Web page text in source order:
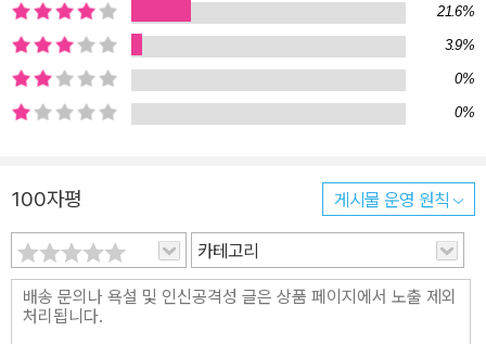
이 1지구를 비판하는 프라임스쿨의 아웃사이더 레오, 그리고 열여섯
나이에 9지구 후디에게 살해당한 제이 삼촌 죽음의 진실을 밝히려는
루미 등. 이들의 사소한 버릇까지 알게 될 정도로 생생한 캐릭터들은
여기, 이곳이 아닌 세계를 세밀하게 그려 나간다. 작가가 어찌나 세세
은 작가의 보여주기 방식이다. 작가는 한꺼번에 많은 정보를 주지 않
는다. 주로 1지구 프라임스쿨을 다루지만 그것에서 9지구까지의 모
든 것이 그려지고, 곳곳에 무심하게 놓여 있는 사소한 장치들은 작가
의 의도대로 자연스럽게 결정적 단서로 작용한다. 사진 한 장에 얽힌
비밀 작품은 언뜻 보면 루미가 제이 삼촌의 죽음에 얽힌 진실을 밝혀
21.6%
3.9%
0%
0%
100자평 게시물 운영 원칙
카테고리